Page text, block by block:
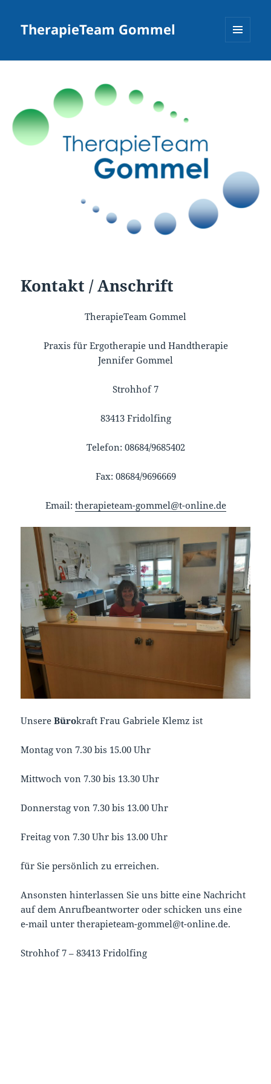
TherapieTeam Gommel
Kontakt / Anschrift
TherapieTeam Gommel
Praxis für Ergotherapie und Handtherapie
Jennifer Gommel
Strohhof 7
83413 Fridolfing
Telefon: 08684/9685402
Fax: 08684/9696669
Email: therapieteam-gommel@t-online.de
UnsereBürokraft Frau Gabriele Klemz ist
Montag von 7.30 bis 15.00 Uhr
Mittwoch von 7.30 bis 13.30 Uhr
Donnerstag von 7.30 bis 13.00 Uhr
Freitag von 7.30 Uhr bis 13.00 Uhr
für Sie persönlich zu erreichen.
Ansonsten hinterlassen Sie uns bitte eine Nachricht
auf dem Anrufbeantworter oder schicken uns eine
e-mail unter therapieteam-gommel@t-online.de.
Strohhof 7 – 83413 Fridolfing